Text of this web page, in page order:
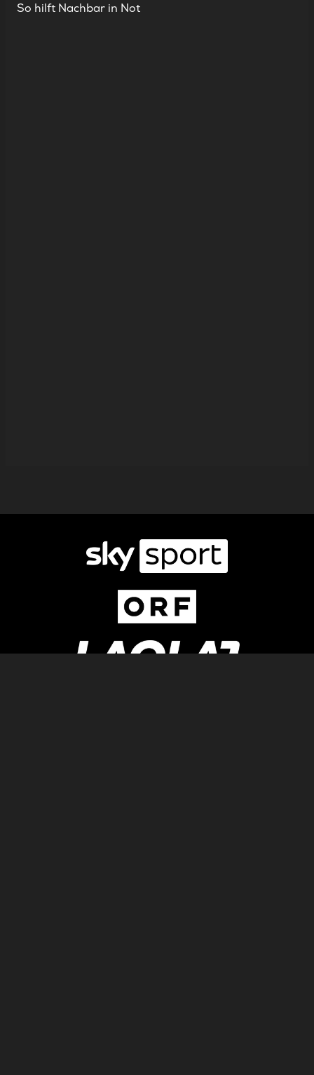
So hilft Nachbar in Not